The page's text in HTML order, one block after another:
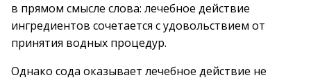
в прямом смысле слова: лечебное действие
ингредиентов сочетается с удовольствием от
принятия водных процедур.
Однако сода оказывает лечебное действие не